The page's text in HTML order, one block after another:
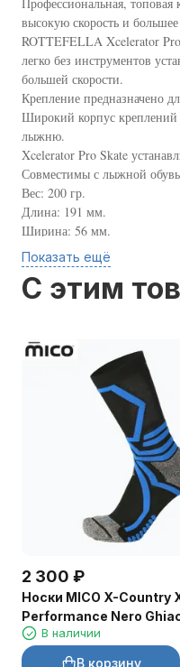
высокую скорость и
ROTTEFELLA Xcelerator
легко без инструментов
большей скорости.
Крепление предназначено
Широкий корпус креплений
лыжню.
Xcelerator Pro Skate
Совместимы с лыжной
Вес: 200 гр.
Длина: 191 мм.
Ширина: 56 мм.
Размер обуви: 36-52.
Показать ещё
C этим
2 300 ₽
Носки MICO X-Country
Performance Nero
В наличии
В корзину